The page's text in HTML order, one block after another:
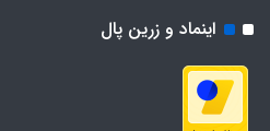
اینماد و زرین پال